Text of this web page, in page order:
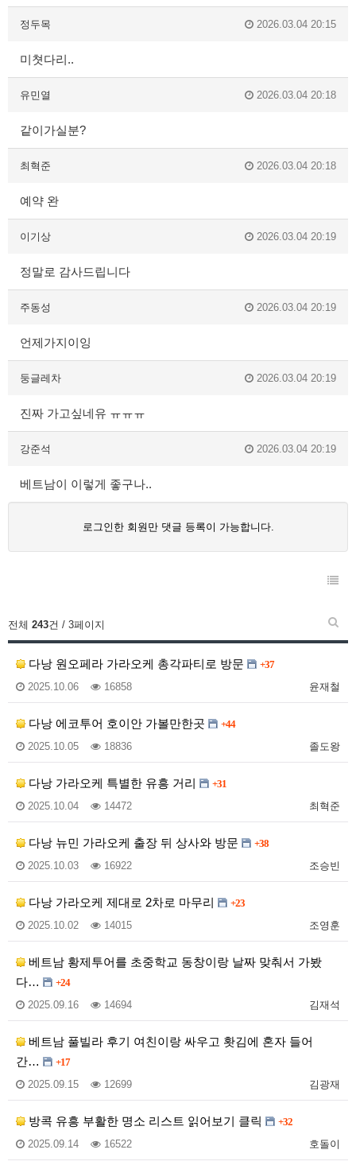
정두목 2026.03.04 20:15
미쳣다리..
유민열 2026.03.04 20:18
같이가실분?
최혁준 2026.03.04 20:18
예약 완
이기상 2026.03.04 20:19
정말로 감사드립니다
주동성 2026.03.04 20:19
언제가지이잉
둥글레차 2026.03.04 20:19
진짜 가고싶네유 ㅠㅠㅠ
강준석 2026.03.04 20:19
베트남이 이렇게 좋구나..
로그인한 회원만 댓글 등록이 가능합니다.
전체 243건 / 3페이지
다낭 원오페라 가라오케 총각파티로 방문 +37
윤재철
2025.10.06 16858
다낭 에코투어 호이안 가볼만한곳 +44
졸도왕
2025.10.05 18836
다낭 가라오케 특별한 유흥 거리 +31
최혁준
2025.10.04 14472
다낭 뉴민 가라오케 출장 뒤 상사와 방문 +38
조승빈
2025.10.03 16922
다낭 가라오케 제대로 2차로 마무리 +23
조영훈
2025.10.02 14015
베트남 황제투어를 초중학교 동창이랑 날짜 맞춰서 가봤
다…
+24
김재석
2025.09.16 14694
베트남 풀빌라 후기 여친이랑 싸우고 홧김에 혼자 들어
간…
+17
김광재
2025.09.15 12699
방콕 유흥 부활한 명소 리스트 읽어보기 클릭 +32
호돌이
2025.09.14 16522